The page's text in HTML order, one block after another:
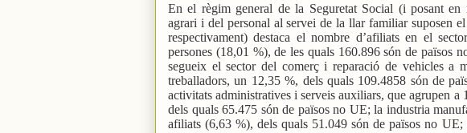
En el règim general de la Seguretat Social (i posant
agrari i del personal al servei de la llar familiar suposen
respectivament) destaca el nombre d’afiliats en el
persones (18,01 %), de les quals 160.896 són de països
segueix el sector del comerç i reparació de vehicles a
treballadors, un 12,35 %, dels quals 109.4858 són de
activitats administratives i serveis auxiliars, que agrupen
dels quals 65.475 són de països no UE; la industria
afiliats (6,63 %), dels quals 51.049 són de països no